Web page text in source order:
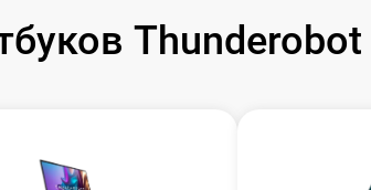
Thunderobot